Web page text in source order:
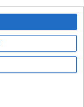
te daremos
consejos para tu